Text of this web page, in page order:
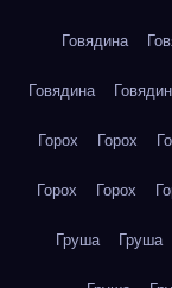
Говядина
Говядина
Горох Горох
Горох Горох
Груша Груша